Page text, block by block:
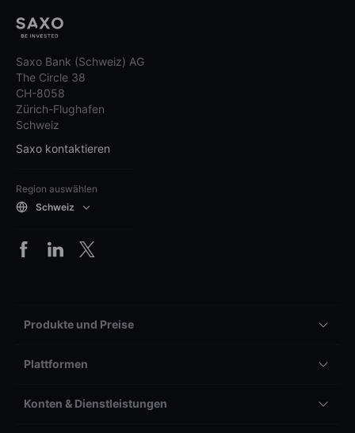
Saxo Bank (Schweiz) AG
The Circle 38
CH-8058
Zürich-Flughafen
Schweiz
Saxo kontaktieren
Region auswählen
Schweiz
Produkte und Preise
Plattformen
Konten & Dienstleistungen